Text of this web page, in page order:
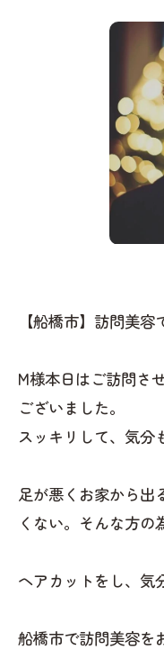
【船橋市】訪問美
M様本日はご訪問さ
ございました。
スッキリして、気分
足が悪くお家から出
くない。そんな方の
ヘアカットをし、気
船橋市で訪問美容を